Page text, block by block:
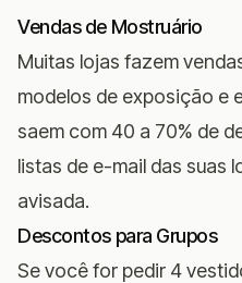
Vendas de Mostruário
Muitas lojas fazem
modelos de exposição e
saem com 40 a 70% de
listas de e-mail das suas
avisada.
Descontos para Grupos
Se você for pedir 4